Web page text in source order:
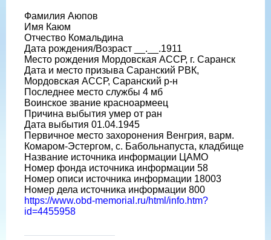
Фамилия Аюпов
Имя Каюм
Отчество Комальдина
Дата рождения/Возраст __.__.1911
Место рождения Мордовская АССР, г. Саранск
Дата и место призыва Саранский РВК,
Мордовская АССР, Саранский р-н
Последнее место службы 4 мб
Воинское звание красноармеец
Причина выбытия умер от ран
Дата выбытия 01.04.1945
Первичное место захоронения Венгрия, варм.
Комаром-Эстергом, с. Бабольнапуста, кладбище
Название источника информации ЦАМО
Номер фонда источника информации 58
Номер описи источника информации 18003
Номер дела источника информации 800
https://www.obd-memorial.ru/html/info.htm?
id=4455958